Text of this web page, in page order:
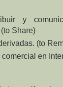
y
Share)
(to
en